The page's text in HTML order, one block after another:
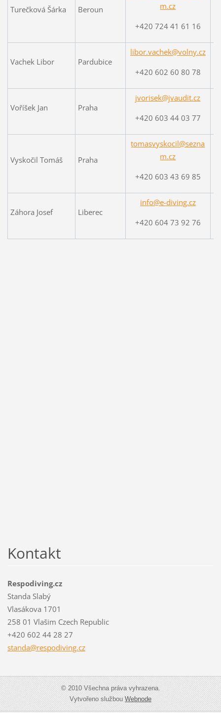
Turečková Šárka Beroun
m.cz
+420 724 41 61 16
Vachek Libor Pardubice
libor.vachek@volny.cz
+420 602 60 80 78
Voříšek Jan Praha
jvorisek@jvaudit.cz
+420 603 44 03 77
Vyskočil Tomáš Praha
tomasvyskocil@sezna
m.cz
+420 603 43 69 85
Záhora Josef Liberec
info@e-diving.cz
+420 604 73 92 76
Kontakt
Respodiving.cz
Standa Slabý
Vlasákova 1701
258 01 Vlašim Czech Republic
+420 602 44 28 27
standa@respodiving.cz
© 2010 Všechna práva vyhrazena.
Vytvořeno službouWebnode